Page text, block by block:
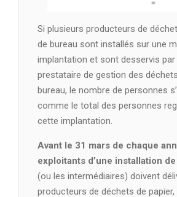
Si plusieurs producteurs de
de bureau sont installés sur une
implantation et sont desservis par
prestataire de gestion des
bureau, le nombre de personnes
comme le total des personnes
cette implantation.
Avant le 31 mars de chaque
exploitants d’une installation
(ou les intermédiaires) doivent
producteurs de déchets de papier,